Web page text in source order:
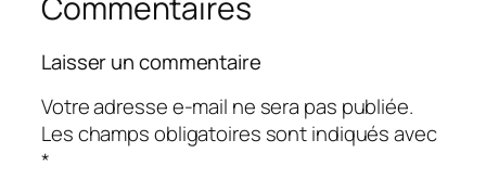
Laisser un commentaire
Votre adresse e-mail ne sera pas publiée.
Les champs obligatoires sont indiqués avec
*